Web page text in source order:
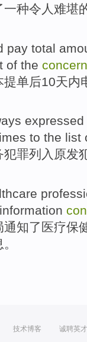
一种令人难堪
pay total
of the
提单后10天内
expressed
to the list
犯罪列入原发
information
通知了 医疗保
。
技术博客 诚聘英才